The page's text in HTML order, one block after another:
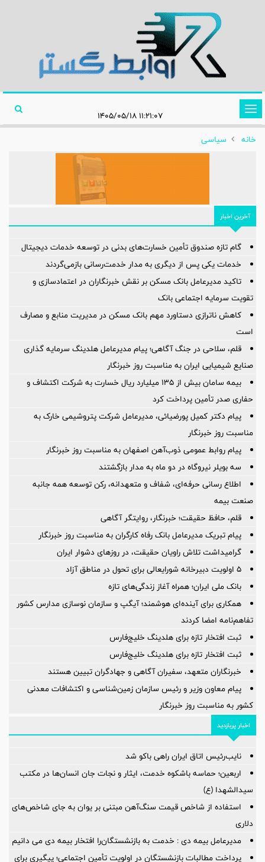
تغییر
وضعیت
ناوبری
۱۱:۲۱:۰۷ ۱۴۰۵/۰۵/۱۸
خانه
سیاسی
آخرین اخبار
گام تازه صندوق تأمین خسارت‌های بدنی در توسعه خدمات دیجیتال
خدمات یکی پس از دیگری به مدار خدمت‌رسانی بازمی‌گردند
تاکید مدیرعامل بانک مسکن بر نقش خبرنگاران در اعتمادسازی و
تقویت سرمایه اجتماعی بانک
کاهش ناترازی دستاورد مهم بانک مسکن در مدیریت منابع و مصارف
است
قلم، سلاحی در جنگ آگاهی؛ پیام مدیرعامل هلدینگ سرمایه گذاری
صنایع شیمیایی ایران به مناسبت روز خبرنگار
بیمه سامان بیش از ۱۳۵ میلیارد ریال خسارت به شرکت اکتشاف و
حفاری صدر تأمین پرداخت کرد
پیام دکتر کمیل پورضیائی، مدیرعامل شرکت پتروشیمی خارک به
مناسبت روز خبرنگار
پیام روابط عمومی ذوب‌آهن اصفهان به مناسبت روز خبرنگار
سه بویلر نیروگاه در دو ماه به مدار بازگشتند
اطلاع رسانی حرفه‌ای، شفاف و متعهدانه، رکن توسعه همه جانبه
صنعت بیمه
قلم، حافظ حقیقت؛ خبرنگار، روایتگر آگاهی
پیام تبریک مدیرعامل بانک رفاه کارگران به مناسبت روز خبرنگار
گرامیداشت تلاش راویان حقیقت، در روزهای دشوار ایران
5 اولویت دبیرخانه شورایعالی برای تحول در مناطق آزاد
بانک ملی ایران؛ همراه آغاز زندگی‌های تازه
همکاری برای آینده‌ای هوشمند؛ آیگپ و سازمان نوسازی مدارس کشور
تفاهم‌نامه امضا کردند
ثبت افتخار تازه برای هلدینگ خلیج‌فارس
ثبت افتخار تازه برای هلدینگ خلیج‌فارس
خبرنگاران متعهد، سفیران آگاهی و جهادگران تبیین هستند
پیام معاون وزیر و رئیس سازمان زمین‌شناسی و اکتشافات معدنی
کشور به مناسبت روز خبرنگار
اخبار پربازدید
نایب‌رئیس اتاق ایران راهی باکو شد
اربعین؛ حماسه باشکوه خدمت، ایثار و نجات جان انسان‌ها در مکتب
سیدالشهدا (ع)
استفاده از شاخص قیمت سنگ‌آهن مبتنی بر یوان به جای شاخص‌های
دلاری
مدیرعامل بیمه دی : خدمت به بازنشستگان‌را افتخار بیمه دی می دانیم
پرداخت مطالبات بازنشستگان در اولویت تأمین اجتماعی؛ پیگیری برای